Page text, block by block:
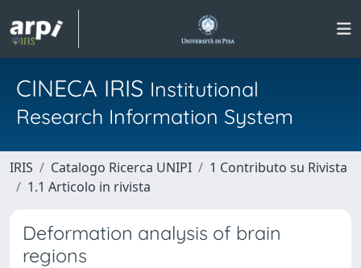
CINECA IRIS Institutional
Research Information System
IRIS Catalogo Ricerca UNIPI
1 Contributo su Rivista
1.1 Articolo in rivista
Deformation analysis of brain
regions